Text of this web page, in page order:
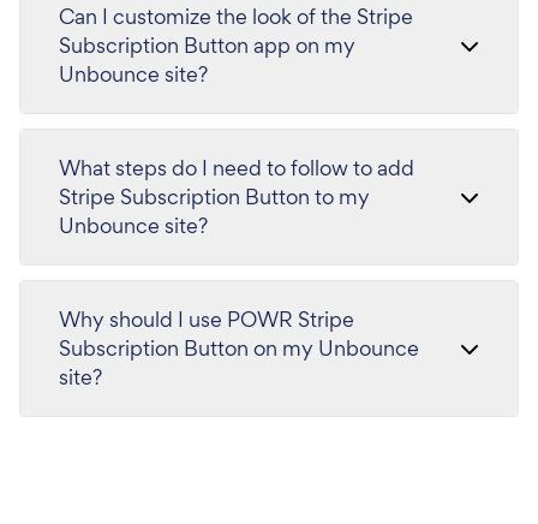
Can I customize the look of the Stripe
Subscription Button app on my
Unbounce site?
What steps do I need to follow to add
Stripe Subscription Button to my
Unbounce site?
Why should I use POWR Stripe
Subscription Button on my Unbounce
site?